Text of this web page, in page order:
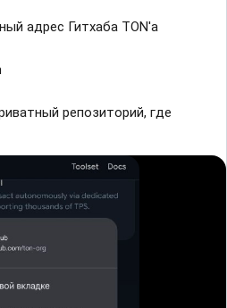
адрес Гитхаба TON'а
репозиторий, где